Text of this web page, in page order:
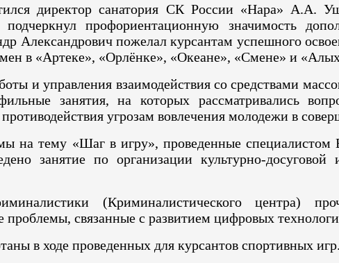
директор санатория СК России «Нара» А.А.
профориентационную значимость
Александрович пожелал курсантам успешного
в «Артеке», «Орлёнке», «Океане», «Смене» и
и управления взаимодействия со средствами
занятия, на которых рассматривались
угрозам вовлечения молодежи в
на тему «Шаг в игру», проведенные специалистом
занятие по организации культурно-
(Криминалистического центра)
связанные с развитием цифровых
в ходе проведенных для курсантов спортивных игр.